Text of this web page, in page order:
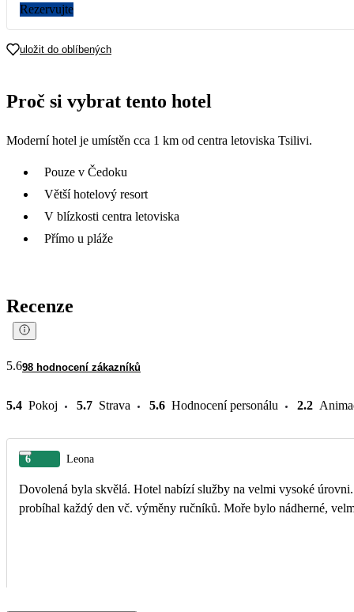
Rezervujte
uložit do oblíbených
Proč si vybrat tento hotel
Moderní hotel je umístěn cca 1 km od centra letoviska Tsilivi.
Pouze v Čedoku
Větší hotelový resort
V blízkosti centra letoviska
Přímo u pláže
Recenze
5.698 hodnocení zákazníků
5.4 Pokoj 5.7 Strava 5.6 Hodnocení personálu 2.2
6 Leona
Dovolená byla skvělá. Hotel nabízí služby na velmi vysoké
probíhal každý den vč. výměny ručníků. Moře bylo nádherné,